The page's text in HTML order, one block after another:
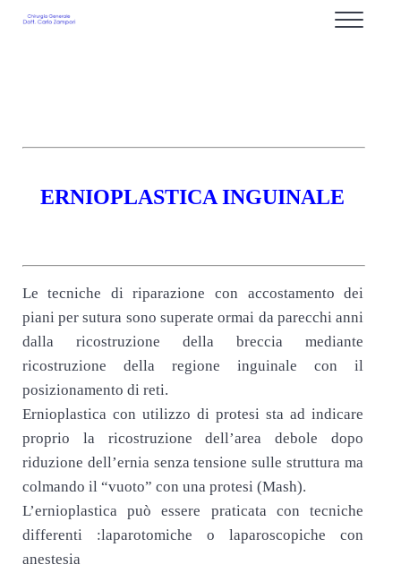
Passa al contenuto principale
Skip to after header navigation
Skip to site footer
Menu
ERNIOPLASTICA INGUINALE
Le tecniche di riparazione con accostamento dei
piani per sutura sono superate ormai da parecchi anni
dalla ricostruzione della breccia mediante
ricostruzione della regione inguinale con il
posizionamento di reti.
Ernioplastica con utilizzo di protesi sta ad indicare
proprio la ricostruzione dell’area debole dopo
riduzione dell’ernia senza tensione sulle struttura ma
colmando il “vuoto” con una protesi (Mash).
L’ernioplastica può essere praticata con tecniche
differenti :laparotomiche o laparoscopiche con
anestesia